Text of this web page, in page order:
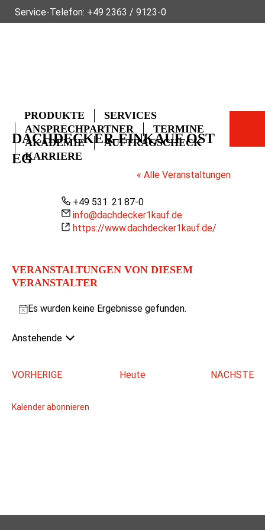
Service-Telefon: +49 2363 / 9123-0
PRODUKTE
SERVICES
ANSPRECHPARTNER
TERMINE
AKADEMIE
AUFTRAGSCHECK
KARRIERE
DACHDECKER-EINKAUF OST
EG
« Alle Veranstaltungen
Telefon
+49 531 21 87-0
Email
info@dachdecker1kauf.de
Webseite
https://www.dachdecker1kauf.de/
VERANSTALTUNGEN VON DIESEM
VERANSTALTER
Hinweis
Es wurden keine Ergebnisse gefunden.
Anstehende
VORHERIGEVERANSTALTUNGEN
Heute
NÄCHSTE
Kalender abonnieren